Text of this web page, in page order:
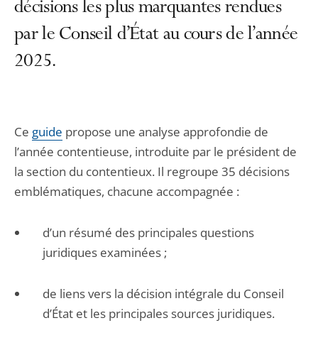
décisions les plus marquantes rendues
par le Conseil d’État au cours de l’année
2025.
Ce guide propose une analyse approfondie de
l’année contentieuse, introduite par le président de
la section du contentieux. Il regroupe 35 décisions
emblématiques, chacune accompagnée :
d’un résumé des principales questions
juridiques examinées ;
de liens vers la décision intégrale du Conseil
d’État et les principales sources juridiques.